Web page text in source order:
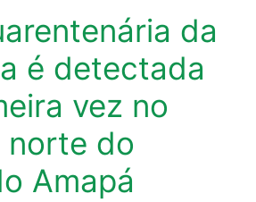
da
é detectada
vez no
norte do
Amapá